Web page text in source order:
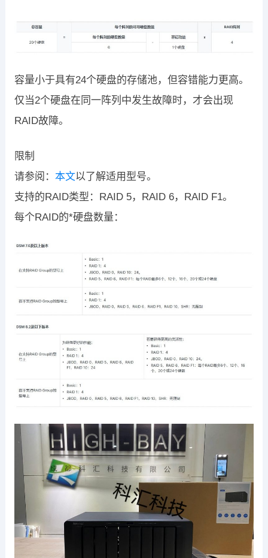
容量小于具有24个硬盘的存储池，但容错能力更高。
仅当2个硬盘在同一阵列中发生故障时，才会出现
RAID故障。
限制
请参阅： 本文以了解适用型号。
支持的RAID类型：RAID 5，RAID 6，RAID F1。
每个RAID的*硬盘数量：